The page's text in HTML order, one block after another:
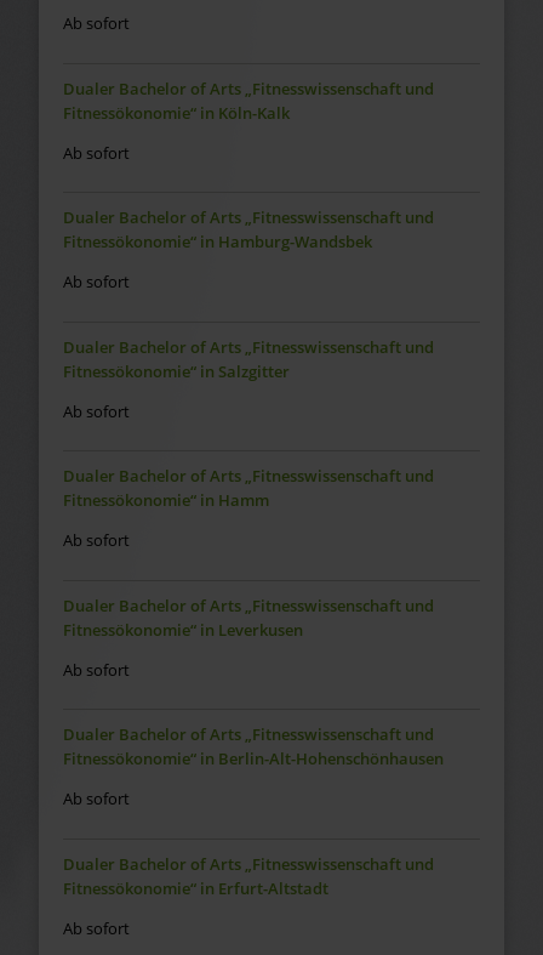
Ab sofort
Dualer Bachelor of Arts „Fitnesswissenschaft und
Fitnessökonomie“ in Köln-Kalk
Ab sofort
Dualer Bachelor of Arts „Fitnesswissenschaft und
Fitnessökonomie“ in Hamburg-Wandsbek
Ab sofort
Dualer Bachelor of Arts „Fitnesswissenschaft und
Fitnessökonomie“ in Salzgitter
Ab sofort
Dualer Bachelor of Arts „Fitnesswissenschaft und
Fitnessökonomie“ in Hamm
Ab sofort
Dualer Bachelor of Arts „Fitnesswissenschaft und
Fitnessökonomie“ in Leverkusen
Ab sofort
Dualer Bachelor of Arts „Fitnesswissenschaft und
Fitnessökonomie“ in Berlin-Alt-Hohenschönhausen
Ab sofort
Dualer Bachelor of Arts „Fitnesswissenschaft und
Fitnessökonomie“ in Erfurt-Altstadt
Ab sofort